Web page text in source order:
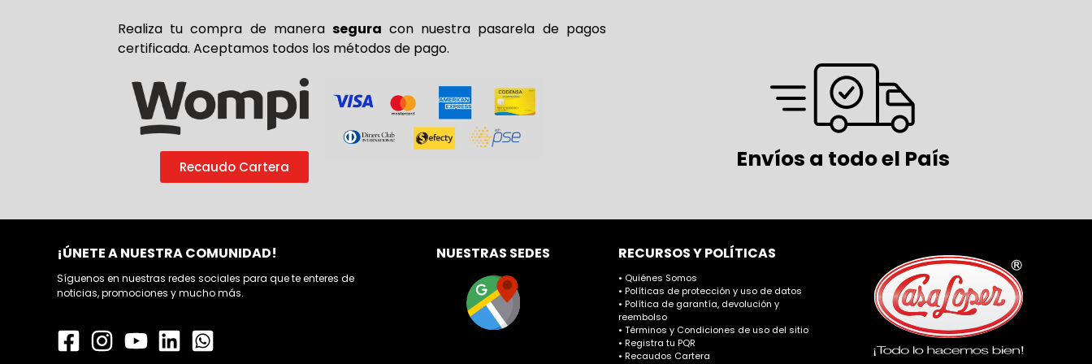
Realiza tu compra de manera segura con nuestra pasarela de pagos
certificada. Aceptamos todos los métodos de pago.
Recaudo Cartera Envíos a todo el País
¡ÚNETE A NUESTRA COMUNIDAD!
Síguenos en nuestras redes sociales para que te enteres de
noticias, promociones y mucho más.
NUESTRAS SEDES RECURSOS Y POLÍTICAS
• Quiénes Somos
• Políticas de protección y uso de datos
• Política de garantía, devolución y
reembolso
• Términos y Condiciones de uso del sitio
• Registra tu PQR
• Recaudos Cartera